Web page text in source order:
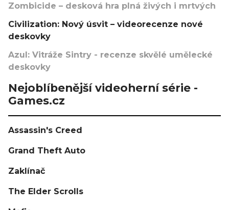
Zombicide – desková hra plná živých i mrtvých
Civilization: Nový úsvit – videorecenze nové
deskovky
Azul: Vitráže Sintry - recenze skvělé umělecké
deskovky
Nejoblíbenější videoherní série -
Games.cz
Assassin's Creed
Grand Theft Auto
Zaklínač
The Elder Scrolls